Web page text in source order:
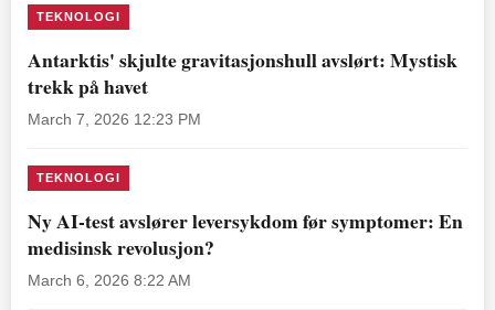
TEKNOLOGI
Antarktis' skjulte gravitasjonshull avslørt: Mystisk
trekk på havet
March 7, 2026 12:23 PM
TEKNOLOGI
Ny AI-test avslører leversykdom før symptomer: En
medisinsk revolusjon?
March 6, 2026 8:22 AM